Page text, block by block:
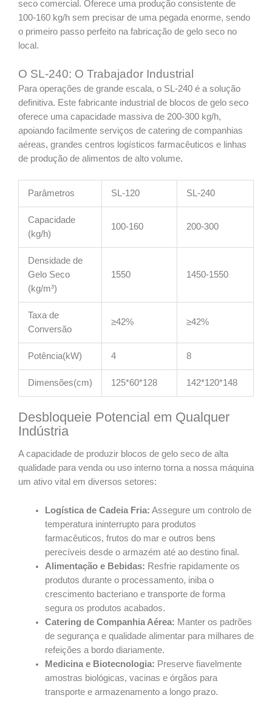
seco comercial. Oferece uma produção consistente de
100-160 kg/h sem precisar de uma pegada enorme, sendo
o primeiro passo perfeito na fabricação de gelo seco no
local.
O SL-240: O Trabajador Industrial
Para operações de grande escala, o SL-240 é a solução
definitiva. Este fabricante industrial de blocos de gelo seco
oferece uma capacidade massiva de 200-300 kg/h,
apoiando facilmente serviços de catering de companhias
aéreas, grandes centros logísticos farmacêuticos e linhas
de produção de alimentos de alto volume.
Parâmetros SL-120 SL-240
Capacidade
(kg/h)
100-160 200-300
Densidade de
Gelo Seco
(kg/m³)
1550 1450-1550
Taxa de
Conversão
≥42% ≥42%
Potência(kW) 4 8
Dimensões(cm) 125*60*128 142*120*148
Desbloqueie Potencial em Qualquer
Indústria
A capacidade de produzir blocos de gelo seco de alta
qualidade para venda ou uso interno torna a nossa máquina
um ativo vital em diversos setores:
Logística de Cadeia Fria: Assegure um controlo de
temperatura ininterrupto para produtos
farmacêuticos, frutos do mar e outros bens
perecíveis desde o armazém até ao destino final.
Alimentação e Bebidas: Resfrie rapidamente os
produtos durante o processamento, iniba o
crescimento bacteriano e transporte de forma
segura os produtos acabados.
Catering de Companhia Aérea: Manter os padrões
de segurança e qualidade alimentar para milhares de
refeições a bordo diariamente.
Medicina e Biotecnologia: Preserve fiavelmente
amostras biológicas, vacinas e órgãos para
transporte e armazenamento a longo prazo.